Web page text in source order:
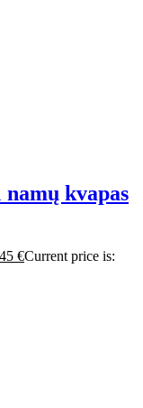
kvapas
€Current price is: